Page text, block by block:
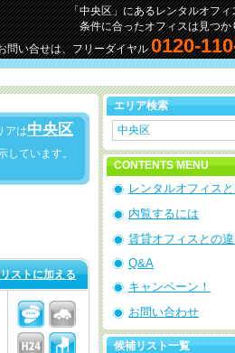
「中央区」にあるレンタルオフィ
条件に合ったオフィスは見つか
問い合せは、フリーダイヤル0120-
アは中央区
しています。
ストに加える
エリア検索
中央区
CONTENTS MENU
レンタルオフィス
内覧するには
賃貸オフィスとの
Q&A
キャンペーン！
お問い合わせ
候補リスト一覧